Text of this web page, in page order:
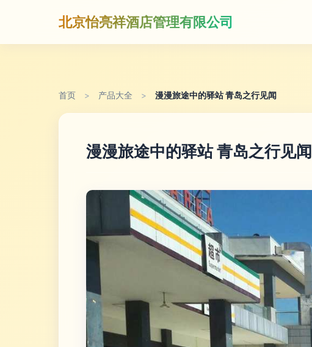
北京怡亮祥酒店管理有限公司
首页 > 产品大全 > 漫漫旅途中的驿站 青岛之行见闻
漫漫旅途中的驿站 青岛之行见闻